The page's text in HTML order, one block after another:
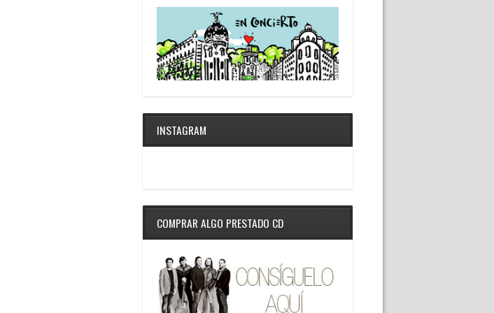
INSTAGRAM
COMPRAR ALGO PRESTADO CD